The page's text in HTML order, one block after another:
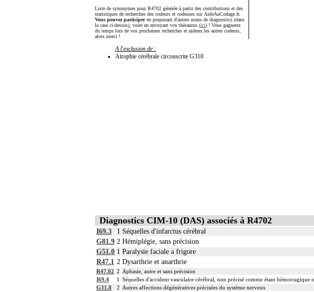
Liste de synonymes pour R4702 générée à partir des contributions et des
statistiques de recherches des codeurs et codeuses sur AideAuCodage.fr.
Vous pouvez participeren proposant d'autres noms de diagnostics (dans
la case ci-dessus), voire en envoyant vos thésaurus (ici) ! Vous gagnerez
du temps lors de vos prochaines recherches et aiderez les autres codeurs,
alors merci !
A l'exclusion de :
Atrophie cérébrale circonscrite G310
Diagnostics CIM-10 (DAS) associés à R4702
I69.3 1 Séquelles d'infarctus cérébral
G81.9 2 Hémiplégie, sans précision
G51.0 1 Paralysie faciale a frigore
R47.1 2 Dysarthrie et anarthrie
R47.02 2 Aphasie, autre et sans précision
I69.4
1 Séquelles d'accident vasculaire cérébral, non précisé comme étant hémorragique
G31.8
2 Autres affections dégénératives précisées du système nerveux